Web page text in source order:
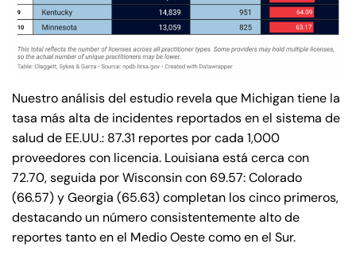
Nuestro análisis del estudio revela que Michigan tiene la
tasa más alta de incidentes reportados en el sistema de
salud de EE.UU.: 87.31 reportes por cada 1,000
proveedores con licencia. Louisiana está cerca con
72.70, seguida por Wisconsin con 69.57: Colorado
(66.57) y Georgia (65.63) completan los cinco primeros,
destacando un número consistentemente alto de
reportes tanto en el Medio Oeste como en el Sur.